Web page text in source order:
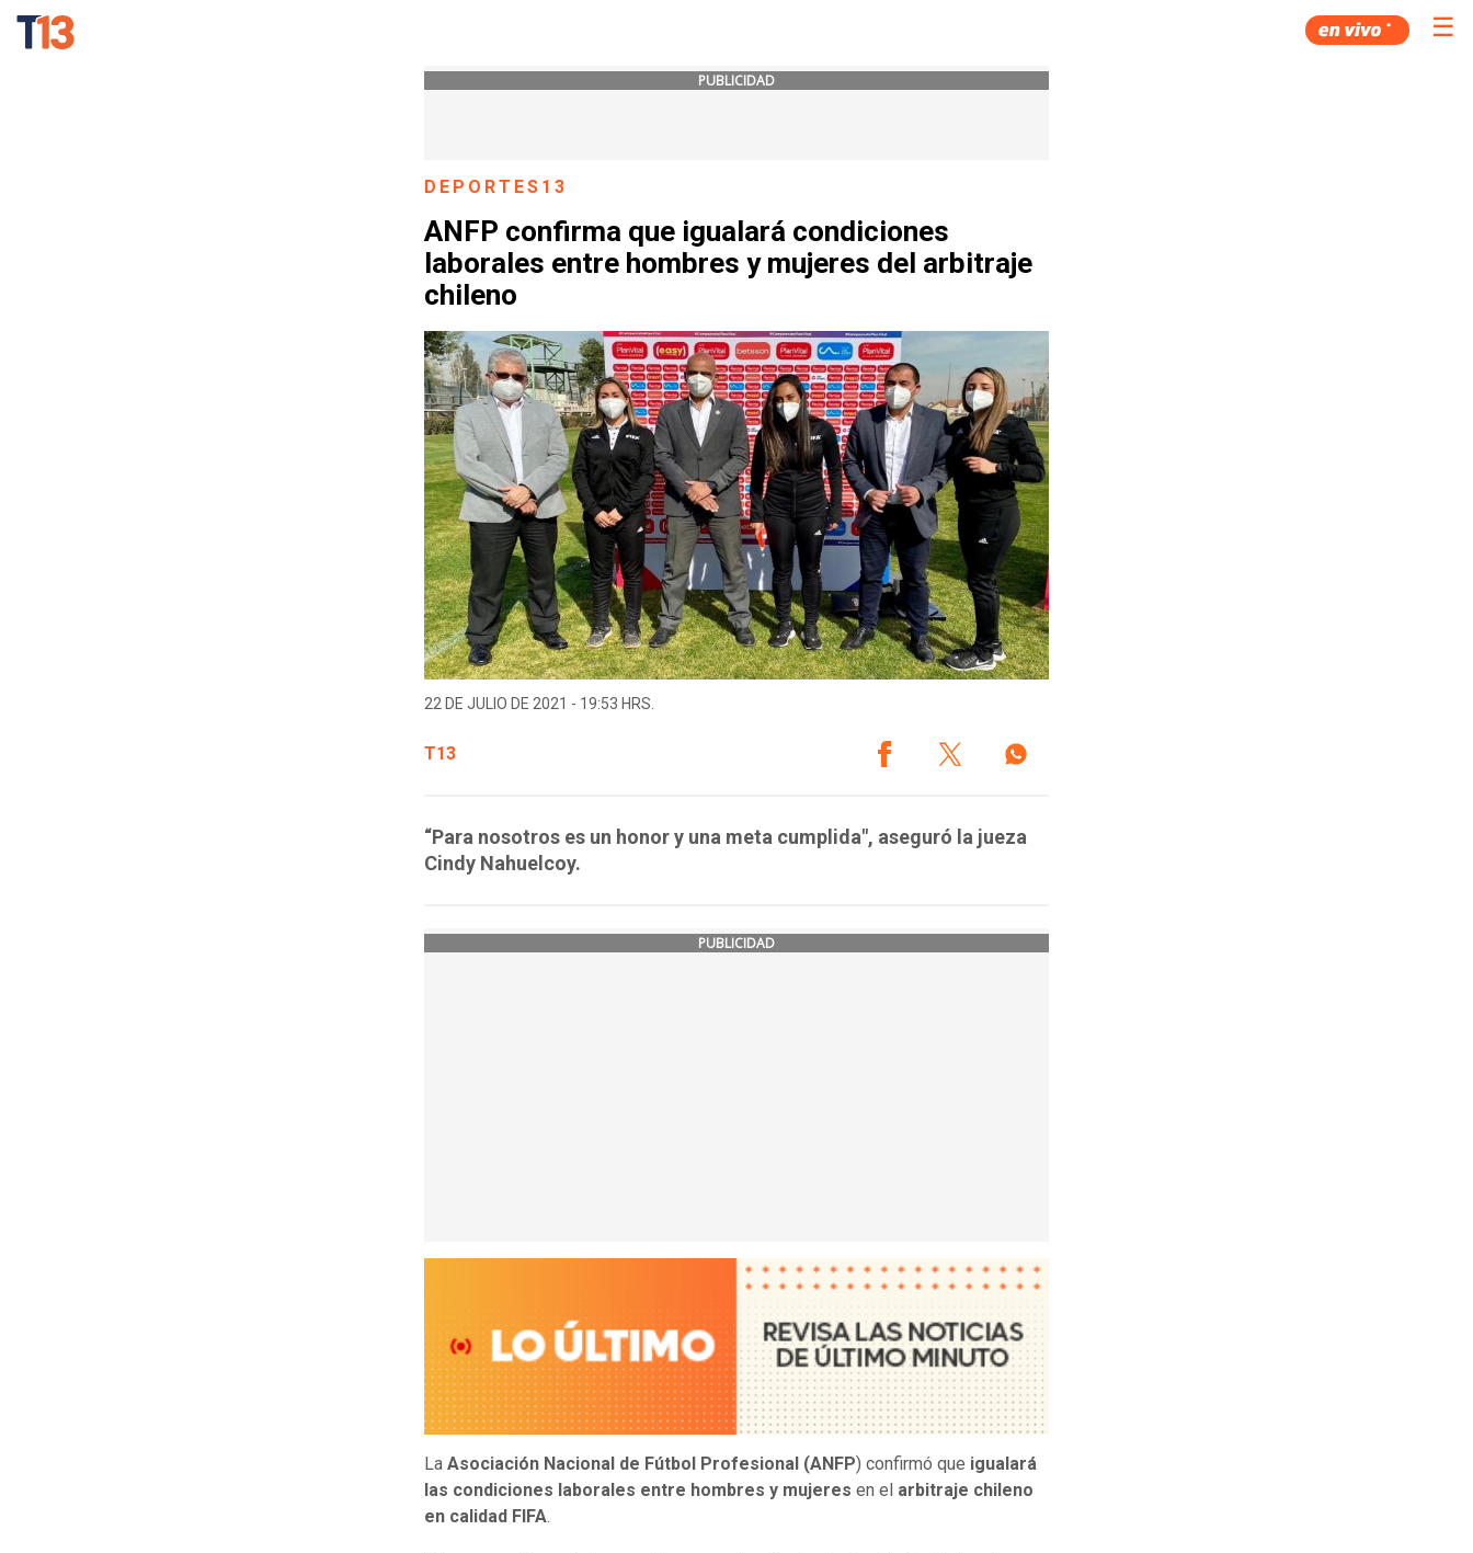
☰
PUBLICIDAD
DEPORTES13
ANFP confirma que igualará condiciones
laborales entre hombres y mujeres del arbitraje
chileno
22 DE JULIO DE 2021 - 19:53 HRS.
T13
“Para nosotros es un honor y una meta cumplida", aseguró la jueza
Cindy Nahuelcoy.
PUBLICIDAD
La Asociación Nacional de Fútbol Profesional (ANFP) confirmó que igualará
las condiciones laborales entre hombres y mujeres en el arbitraje chileno
en calidad FIFA.